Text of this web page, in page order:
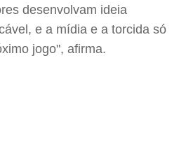
desenvolvam ideia
e a mídia e a torcida só
jogo", afirma.